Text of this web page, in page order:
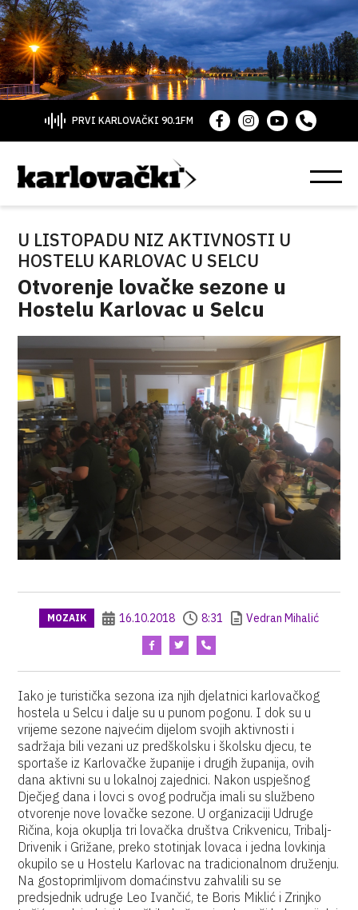
PRVI KARLOVAČKI 90.1FM
U LISTOPADU NIZ AKTIVNOSTI U
HOSTELU KARLOVAC U SELCU
Otvorenje lovačke sezone u
Hostelu Karlovac u Selcu
MOZAIK 16.10.2018 8:31 Vedran Mihalić
Iako je turistička sezona iza njih djelatnici karlovačkog
hostela u Selcu i dalje su u punom pogonu. I dok su u
vrijeme sezone najvećim dijelom svojih aktivnosti i
sadržaja bili vezani uz predškolsku i školsku djecu, te
sportaše iz Karlovačke županije i drugih županija, ovih
dana aktivni su u lokalnoj zajednici. Nakon uspješnog
Dječjeg dana i lovci s ovog područja imali su službeno
otvorenje nove lovačke sezone. U organizaciji Udruge
Ričina, koja okuplja tri lovačka društva Crikvenicu, Tribalj-
Drivenik i Grižane, preko stotinjak lovaca i jedna lovkinja
okupilo se u Hostelu Karlovac na tradicionalnom druženju.
Na gostoprimljivom domaćinstvu zahvalili su se
predsjednik udruge Leo Ivančić, te Boris Miklić i Zrinjko